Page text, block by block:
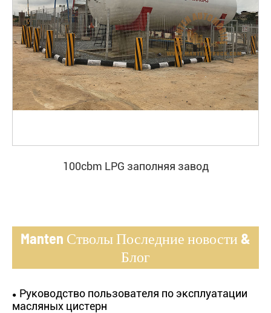
100cbm LPG заполняя завод
Manten Стволы Последние новости &
Блог
Руководство пользователя по эксплуатации
масляных цистерн